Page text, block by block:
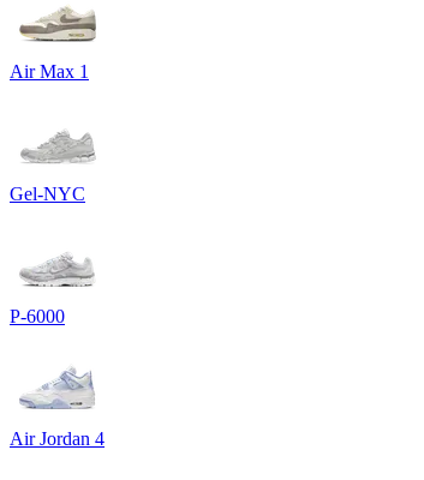
Air Max 1
Gel-NYC
P-6000
Air Jordan 4